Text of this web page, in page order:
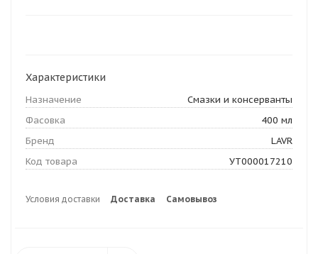
Характеристики
Назначение
Смазки и консерванты
Фасовка
400 мл
Бренд
LAVR
Код товара
УТ000017210
Условия доставки Доставка Самовывоз